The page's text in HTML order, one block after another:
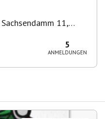
Sachsendamm 11,
5
ANMELDUNGEN